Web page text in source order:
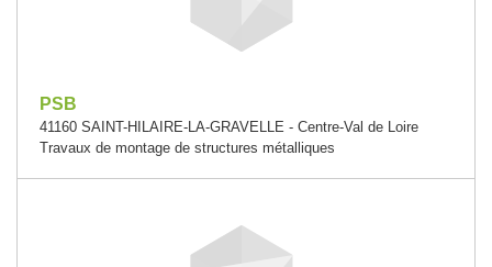
PSB
41160 SAINT-HILAIRE-LA-GRAVELLE - Centre-Val de Loire
Travaux de montage de structures métalliques